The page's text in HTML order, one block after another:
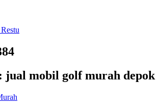
jual mobil golf murah depok